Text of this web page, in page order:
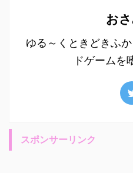
お
ゆる～くときどきふ
ドゲームを
スポンサーリンク